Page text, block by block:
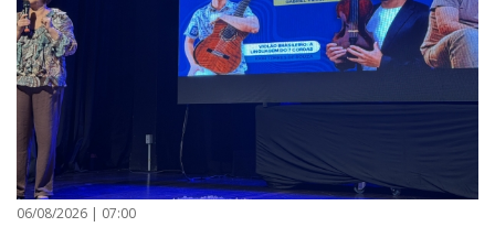
06/08/2026 | 07:00